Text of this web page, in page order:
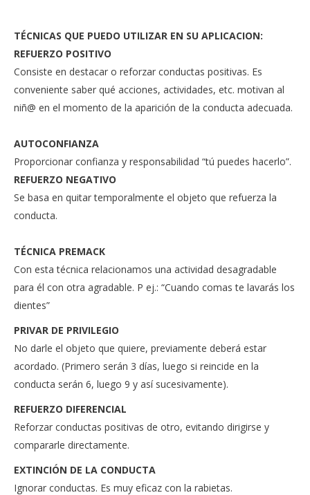
TÉCNICAS QUE PUEDO UTILIZAR EN SU APLICACION:
REFUERZO POSITIVO
Consiste en destacar o reforzar conductas positivas. Es
conveniente saber qué acciones, actividades, etc. motivan al
niñ@ en el momento de la aparición de la conducta adecuada.
AUTOCONFIANZA
Proporcionar confianza y responsabilidad “tú puedes hacerlo”.
REFUERZO NEGATIVO
Se basa en quitar temporalmente el objeto que refuerza la
conducta.
TÉCNICA PREMACK
Con esta técnica relacionamos una actividad desagradable
para él con otra agradable. P ej.: “Cuando comas te lavarás los
dientes”
PRIVAR DE PRIVILEGIO
No darle el objeto que quiere, previamente deberá estar
acordado. (Primero serán 3 días, luego si reincide en la
conducta serán 6, luego 9 y así sucesivamente).
REFUERZO DIFERENCIAL
Reforzar conductas positivas de otro, evitando dirigirse y
compararle directamente.
EXTINCIÓN DE LA CONDUCTA
Ignorar conductas. Es muy eficaz con la rabietas.